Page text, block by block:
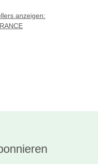
anzeigen: